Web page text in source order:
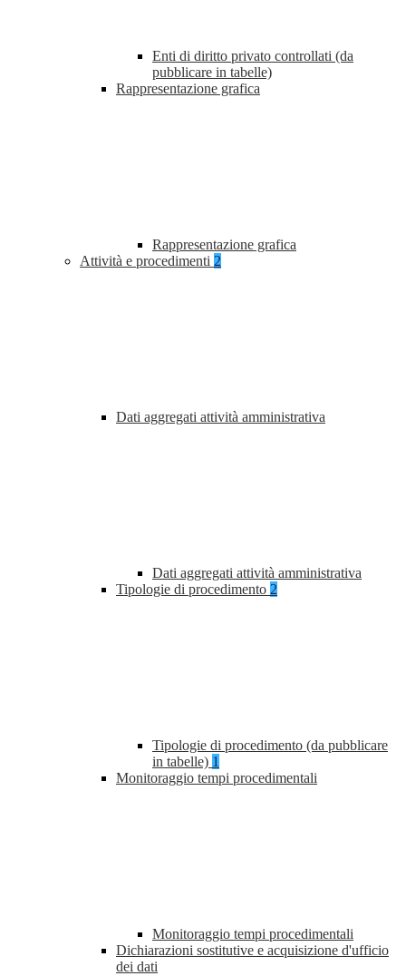
Enti di diritto privato controllati (da
pubblicare in tabelle)
Rappresentazione grafica
Rappresentazione grafica
Attività e procedimenti 2
Dati aggregati attività amministrativa
Dati aggregati attività amministrativa
Tipologie di procedimento 2
Tipologie di procedimento (da pubblicare
in tabelle) 1
Monitoraggio tempi procedimentali
Monitoraggio tempi procedimentali
Dichiarazioni sostitutive e acquisizione d'ufficio
dei dati